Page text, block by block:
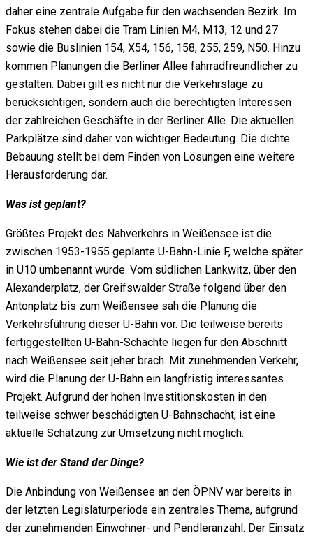
daher eine zentrale Aufgabe für den wachsenden Bezirk. Im
Fokus stehen dabei die Tram Linien M4, M13, 12 und 27
sowie die Buslinien 154, X54, 156, 158, 255, 259, N50. Hinzu
kommen Planungen die Berliner Allee fahrradfreundlicher zu
gestalten. Dabei gilt es nicht nur die Verkehrslage zu
berücksichtigen, sondern auch die berechtigten Interessen
der zahlreichen Geschäfte in der Berliner Alle. Die aktuellen
Parkplätze sind daher von wichtiger Bedeutung. Die dichte
Bebauung stellt bei dem Finden von Lösungen eine weitere
Herausforderung dar.
Was ist geplant?
Größtes Projekt des Nahverkehrs in Weißensee ist die
zwischen 1953-1955 geplante U-Bahn-Linie F, welche später
in U10 umbenannt wurde. Vom südlichen Lankwitz, über den
Alexanderplatz, der Greifswalder Straße folgend über den
Antonplatz bis zum Weißensee sah die Planung die
Verkehrsführung dieser U-Bahn vor. Die teilweise bereits
fertiggestellten U-Bahn-Schächte liegen für den Abschnitt
nach Weißensee seit jeher brach. Mit zunehmenden Verkehr,
wird die Planung der U-Bahn ein langfristig interessantes
Projekt. Aufgrund der hohen Investitionskosten in den
teilweise schwer beschädigten U-Bahnschacht, ist eine
aktuelle Schätzung zur Umsetzung nicht möglich.
Wie ist der Stand der Dinge?
Die Anbindung von Weißensee an den ÖPNV war bereits in
der letzten Legislaturperiode ein zentrales Thema, aufgrund
der zunehmenden Einwohner- und Pendleranzahl. Der Einsatz